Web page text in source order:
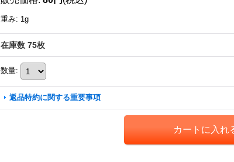
重み: 1g
在庫数 75枚
数量:
返品特約に関する重要事項